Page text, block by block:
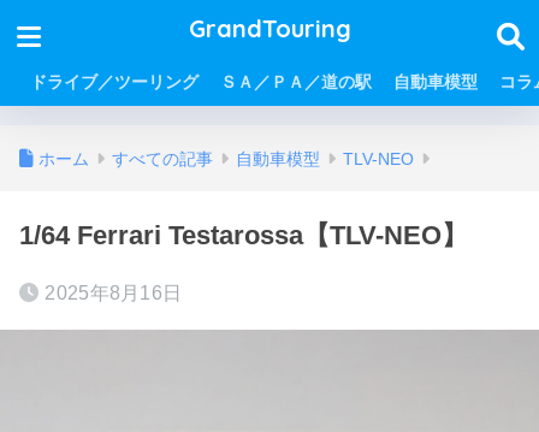
GrandTouring
ドライブ／ツーリング ＳＡ／ＰＡ／道の駅 自動車模型 コラ
ホーム すべての記事 自動車模型 TLV-NEO
1/64 Ferrari Testarossa【TLV-NEO】
2025年8月16日